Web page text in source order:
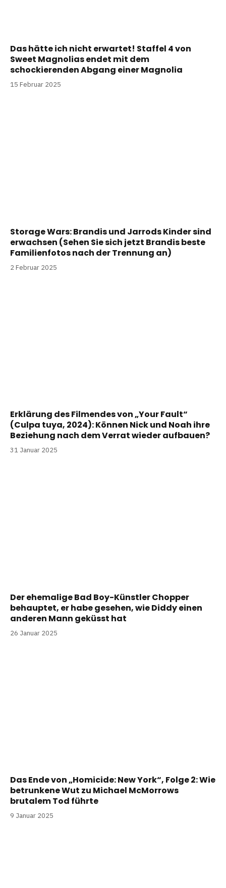
Das hätte ich nicht erwartet! Staffel 4 von
Sweet Magnolias endet mit dem
schockierenden Abgang einer Magnolia
15 Februar 2025
Storage Wars: Brandis und Jarrods Kinder sind
erwachsen (Sehen Sie sich jetzt Brandis beste
Familienfotos nach der Trennung an)
2 Februar 2025
Erklärung des Filmendes von „Your Fault“
(Culpa tuya, 2024): Können Nick und Noah ihre
Beziehung nach dem Verrat wieder aufbauen?
31 Januar 2025
Der ehemalige Bad Boy-Künstler Chopper
behauptet, er habe gesehen, wie Diddy einen
anderen Mann geküsst hat
26 Januar 2025
Das Ende von „Homicide: New York“, Folge 2: Wie
betrunkene Wut zu Michael McMorrows
brutalem Tod führte
9 Januar 2025